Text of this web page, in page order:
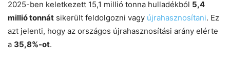
2025-ben keletkezett 15,1 millió tonna hulladékból 5,4
millió tonnát sikerült feldolgozni vagy újrahasznosítani. Ez
azt jelenti, hogy az országos újrahasznosítási arány elérte
a 35,8%-ot.